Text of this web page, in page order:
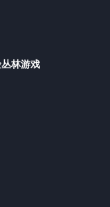
林游戏